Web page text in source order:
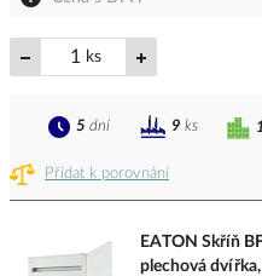
ks
Přidat k porovnání
5 dní 9 ks
EATON Skříň
plechová